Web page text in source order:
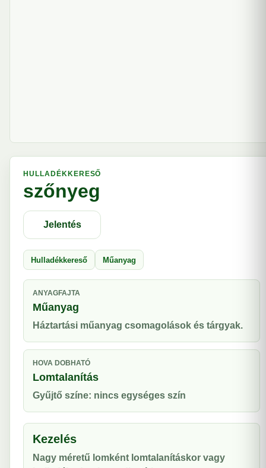
HULLADÉKKERESŐ
szőnyeg
Jelentés
Hulladékkereső Műanyag
ANYAGFAJTA
Műanyag
Háztartási műanyag csomagolások és tárgyak.
HOVA DOBHATÓ
Lomtalanítás
Gyűjtő színe: nincs egységes szín
Kezelés
Nagy méretű lomként lomtalanításkor vagy